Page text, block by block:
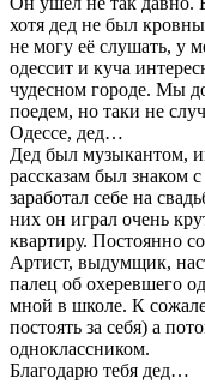
хотя дед не был
не могу её слушать, у
одессит и куча
чудесном городе. Мы
поедем, но таки не
Одессе, дед…
Дед был музыкантом,
рассказам был знаком
заработал себе на
них он играл очень
квартиру. Постоянно
Артист, выдумщик,
палец об охеревшего
мной в школе. К
постоять за себя) а
одноклассником.
Благодарю тебя дед…